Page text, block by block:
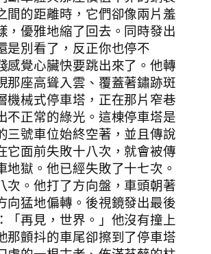
間的距離時，它們卻像兩片羞
，優雅地縮了回去。同時發出
是別看了，反正你也停不
感覺心臟快要跳出來了。他轉
那座高聳入雲、覆蓋著鏽跡斑
機械式停車塔，正在那片窄巷
不正常的綠光。這棟停車塔是
三號車位始終空著，並且傳說
它面前失敗十八次，就會被傳
地獄。他已經失敗了十七次。
次。他打了方向盤，車頭朝著
向猛地偏轉。後視鏡發出最後
「再見，世界。」他沒有撞上
那顫抖的車尾卻擦到了停車塔